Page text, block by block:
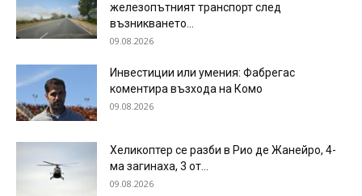
железопътният транспорт след
възникването...
09.08.2026
Инвестиции или умения: Фабрегас
коментира възхода на Комо
09.08.2026
Хеликоптер се разби в Рио де Жанейро, 4-
ма загинаха, 3 от...
09.08.2026